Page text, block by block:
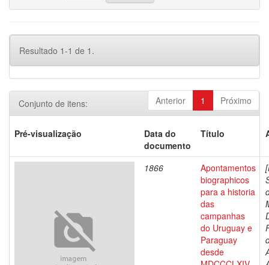
Resultado 1-1 de 1.
Anterior 1 Próximo
Conjunto de itens:
Pré-visualização
Data do
documento
Título
1866
Apontamentos
biographicos
para a historia
das
campanhas
do Uruguay e
Paraguay
desde